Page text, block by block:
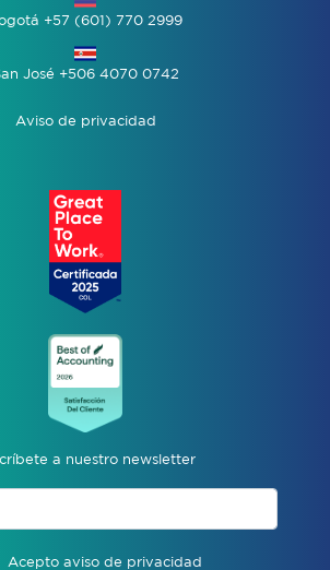
+57 (601) 770 2999
José +506 4070 0742
Aviso de privacidad
a nuestro newsletter
Acepto aviso de privacidad